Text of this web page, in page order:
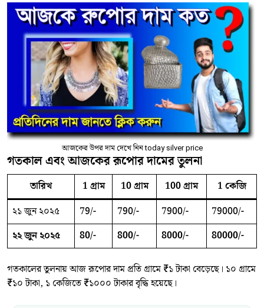
আজকের উপর দাম দেখে নিন today silver price
গতকাল এবং আজকের রূপোর দামের তুলনা
তারিখ 1 গ্রাম 10 গ্রাম 100 গ্রাম
1 কেজি
২১ জুন ২০২৫
79/- 790/- 7900/-
79000/-
২২ জুন ২০২৫
80/- 800/- 8000/- 80000/-
গতকালের তুলনায় আজ রূপোর দাম প্রতি গ্রামে ₹১ টাকা বেড়েছে। ১০ গ্রামে
₹১০ টাকা, ১ কেজিতে ₹১০০০ টাকার বৃদ্ধি হয়েছে।